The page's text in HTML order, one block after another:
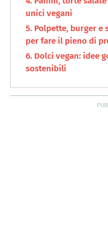
unici vegani
Polpette, burger e
per fare il pieno di
Dolci vegan: idee
sostenibili